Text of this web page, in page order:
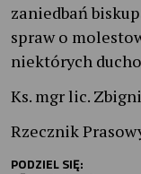
zaniedbań
spraw o
niektórych
Ks. mgr lic.
Rzecznik
PODZIEL SIĘ: